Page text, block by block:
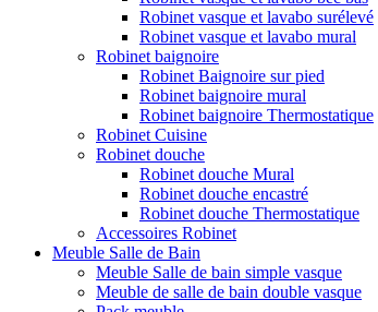
Robinet vasque et lavabo surélevé
Robinet vasque et lavabo mural
Robinet baignoire
Robinet Baignoire sur pied
Robinet baignoire mural
Robinet baignoire Thermostatique
Robinet Cuisine
Robinet douche
Robinet douche Mural
Robinet douche encastré
Robinet douche Thermostatique
Accessoires Robinet
Meuble Salle de Bain
Meuble Salle de bain simple vasque
Meuble de salle de bain double vasque